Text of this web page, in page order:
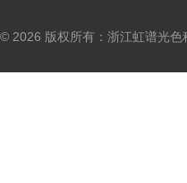
© 2026 版权所有：浙江虹谱光